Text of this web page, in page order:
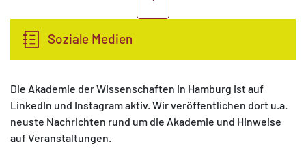
Soziale Medien
Die Akademie der Wissenschaften in Hamburg ist auf
LinkedIn und Instagram aktiv. Wir veröffentlichen dort u.a.
neuste Nachrichten rund um die Akademie und Hinweise
auf Veranstaltungen.